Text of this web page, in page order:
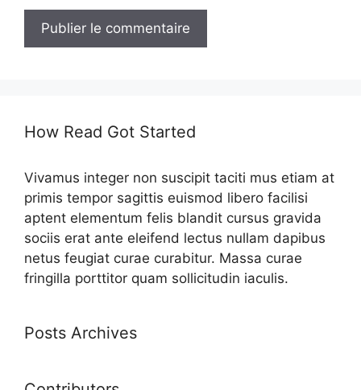
How Read Got Started
Vivamus integer non suscipit taciti mus etiam at
primis tempor sagittis euismod libero facilisi
aptent elementum felis blandit cursus gravida
sociis erat ante eleifend lectus nullam dapibus
netus feugiat curae curabitur. Massa curae
fringilla porttitor quam sollicitudin iaculis.
Posts Archives